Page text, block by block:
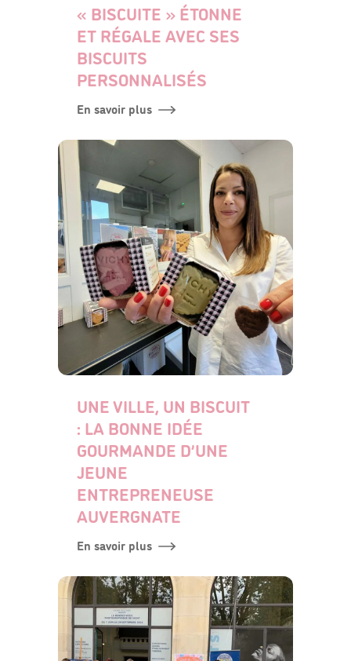
« BISCUITE » ÉTONNE
ET RÉGALE AVEC SES
BISCUITS
PERSONNALISÉS
En savoir plus
UNE VILLE, UN BISCUIT
: LA BONNE IDÉE
GOURMANDE D’UNE
JEUNE
ENTREPRENEUSE
AUVERGNATE
En savoir plus